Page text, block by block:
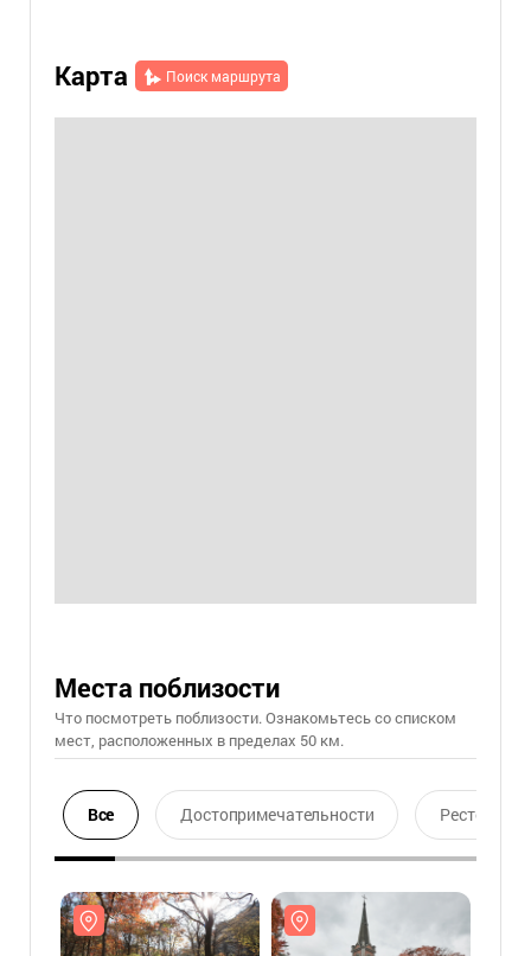
Карта Поиск маршрута
Места поблизости
Что посмотреть поблизости. Ознакомьтесь со списком
мест, расположенных в пределах 50 км.
Все Достопримечательности Ресторан